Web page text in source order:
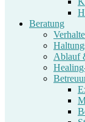
Beratung
Ablauf